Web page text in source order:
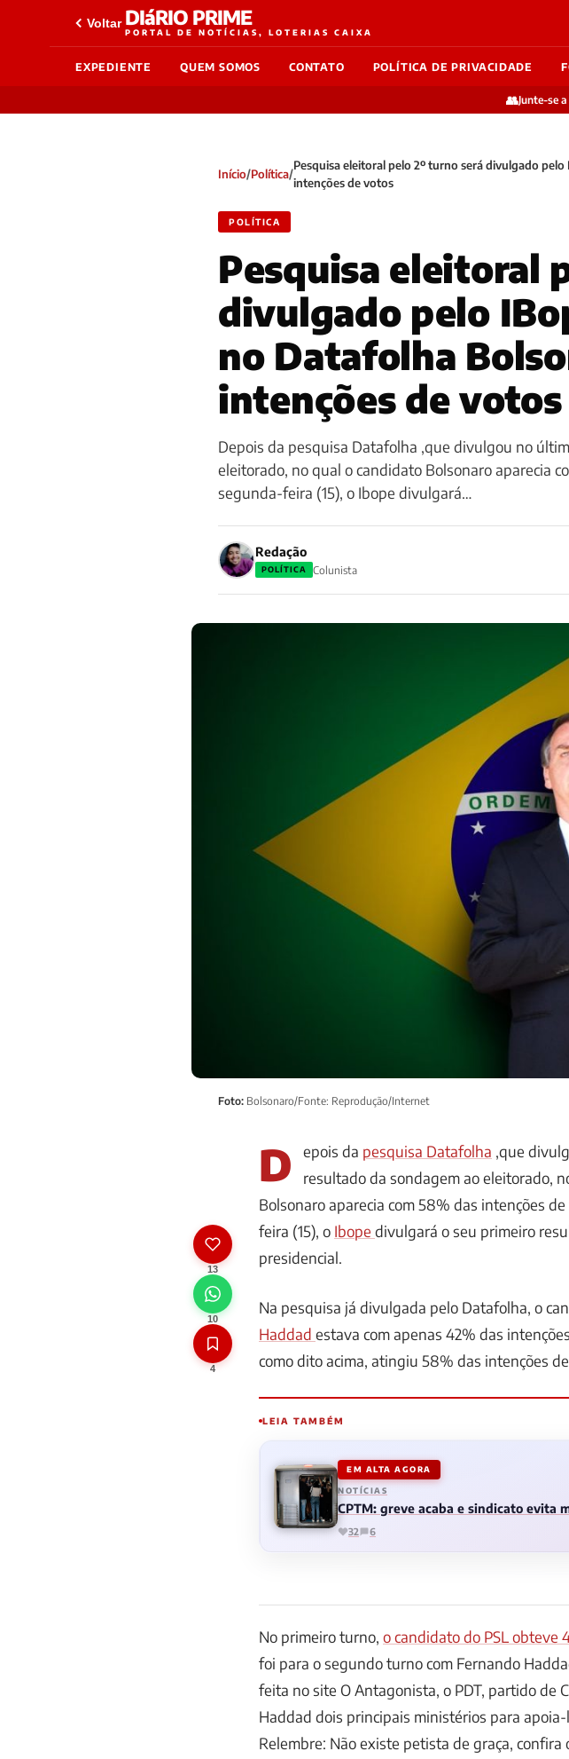
Voltar DIáRIO PRIME
PORTAL DE NOTÍCIAS, LOTERIAS CAIXA
EXPEDIENTE QUEM SOMOS CONTATO POLÍTICA DE PRIVACIDADE
👥Junte-se
Início/Política/
Pesquisa eleitoral pelo 2º turno será divulgado
intenções de votos
POLÍTICA
Pesquisa eleitoral
divulgado pelo
no Datafolha
intenções de votos
Depois da pesquisa Datafolha ,que divulgou no
eleitorado, no qual o candidato Bolsonaro aparecia
segunda-feira (15), o Ibope divulgará…
Redação
POLÍTICA Colunista
Foto: Bolsonaro/Fonte: Reprodução/Internet
13
10
4
D epois da pesquisa Datafolha ,que
resultado da sondagem ao eleitorado,
Bolsonaro aparecia com 58% das intenções
feira (15), o Ibope divulgará o seu primeiro
presidencial.
Na pesquisa já divulgada pelo Datafolha, o
Haddad estava com apenas 42% das
como dito acima, atingiu 58% das intenções
LEIA TAMBÉM
EM ALTA AGORA
NOTÍCIAS
CPTM: greve acaba e sindicato evita
32 6
No primeiro turno, o candidato do PSL obteve
foi para o segundo turno com Fernando
feita no site O Antagonista, o PDT, partido de
Haddad dois principais ministérios para
Relembre: Não existe petista de graça, confira